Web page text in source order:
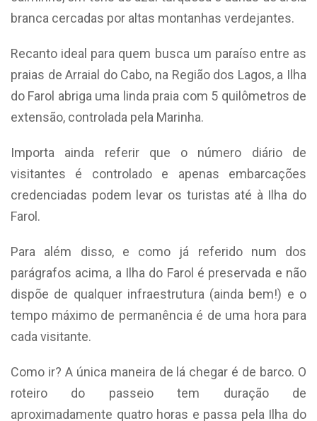
branca cercadas por altas montanhas verdejantes.
Recanto ideal para quem busca um paraíso entre as
praias de Arraial do Cabo, na Região dos Lagos, a Ilha
do Farol abriga uma linda praia com 5 quilômetros de
extensão, controlada pela Marinha.
Importa ainda referir que o número diário de
visitantes é controlado e apenas embarcações
credenciadas podem levar os turistas até à Ilha do
Farol.
Para além disso, e como já referido num dos
parágrafos acima, a Ilha do Farol é preservada e não
dispõe de qualquer infraestrutura (ainda bem!) e o
tempo máximo de permanência é de uma hora para
cada visitante.
Como ir? A única maneira de lá chegar é de barco. O
roteiro do passeio tem duração de
aproximadamente quatro horas e passa pela Ilha do